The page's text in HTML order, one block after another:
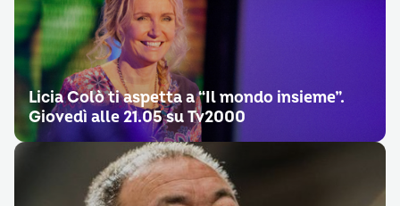
Licia Colò ti aspetta a “Il mondo insieme”.
Giovedì alle 21.05 su Tv2000